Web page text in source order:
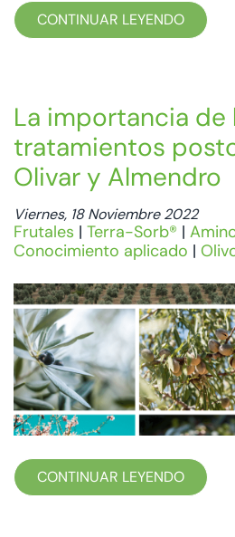
CONTINUAR LEYENDO
La importancia de
tratamientos
Olivar y Almendro
Viernes, 18 Noviembre 2022
Frutales | Terra-Sorb® |
Conocimiento aplicado |
CONTINUAR LEYENDO